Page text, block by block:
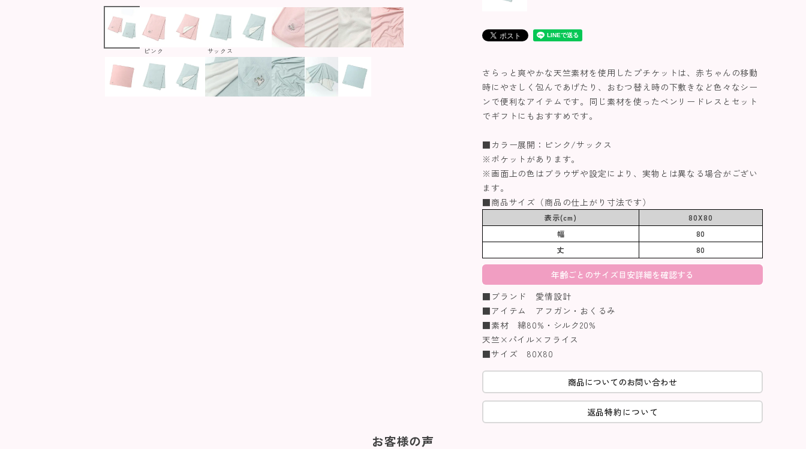
ピンク サックス
さらっと爽やかな天竺素材を使用したプチケットは、赤ちゃんの移動
時にやさしく包んであげたり、おむつ替え時の下敷きなど色々なシー
ンで便利なアイテムです。同じ素材を使ったベンリードレスとセット
でギフトにもおすすめです。
■カラー展開：ピンク/サックス
※ポケットがあります。
※画面上の色はブラウザや設定により、実物とは異なる場合がござい
ます。
■商品サイズ（商品の仕上がり寸法です）
表示(cm)
80X80
幅
80
丈
80
年齢ごとのサイズ目安詳細を確認する
■ブランド 愛情設計
■アイテム アフガン・おくるみ
■素材 綿80%・シルク20%
天竺×パイル×フライス
■サイズ 80X80
商品についてのお問い合わせ
返品特約について
お客様の声